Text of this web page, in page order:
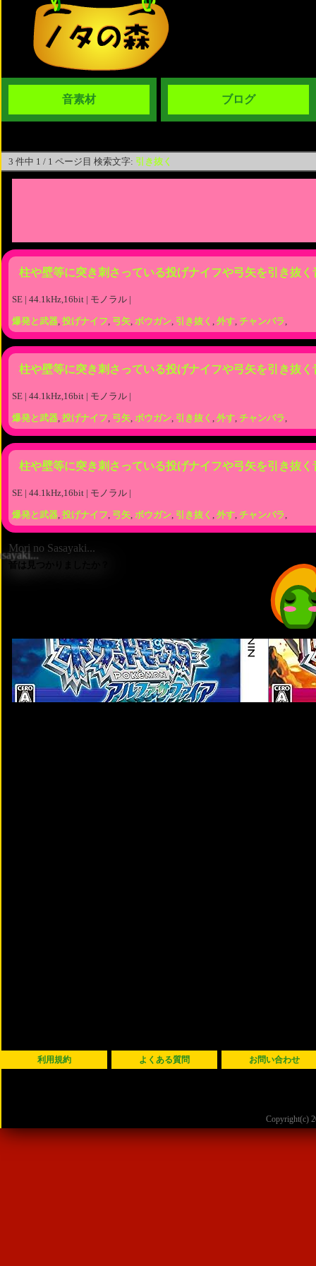
音素材 ブログ
3 件中 1 / 1 ページ目 検索文字: 引き抜く
柱や壁等に突き刺さっている投げナイフや弓矢を引き抜く
SE | 44.1kHz,16bit | モノラル |
爆発と武器, 投げナイフ, 弓矢, ボウガン, 引き抜く , 外す, チャンバラ,
柱や壁等に突き刺さっている投げナイフや弓矢を引き抜く
SE | 44.1kHz,16bit | モノラル |
爆発と武器, 投げナイフ, 弓矢, ボウガン, 引き抜く , 外す, チャンバラ,
柱や壁等に突き刺さっている投げナイフや弓矢を引き抜く
SE | 44.1kHz,16bit | モノラル |
爆発と武器, 投げナイフ, 弓矢, ボウガン, 引き抜く , 外す, チャンバラ,
Mori no Sasayaki...
音は見つかりましたか？
利用規約 よくある質問 お問い合わせ
Copyright(c)